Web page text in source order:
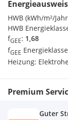
HWB (kWh/m²/
HWB
fGEE: 1,68
fGEE
Heizung:
Premium
Guter